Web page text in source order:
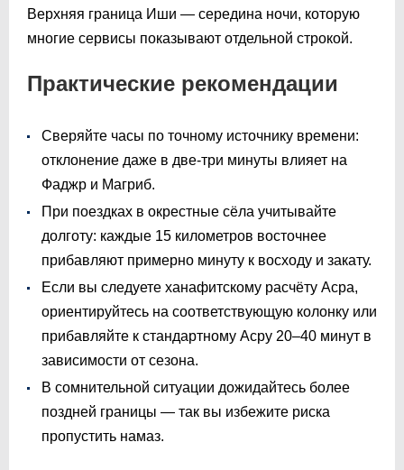
Верхняя граница Иши — середина ночи, которую
многие сервисы показывают отдельной строкой.
Практические рекомендации
Сверяйте часы по точному источнику времени:
отклонение даже в две-три минуты влияет на
Фаджр и Магриб.
При поездках в окрестные сёла учитывайте
долготу: каждые 15 километров восточнее
прибавляют примерно минуту к восходу и закату.
Если вы следуете ханафитскому расчёту Асра,
ориентируйтесь на соответствующую колонку или
прибавляйте к стандартному Асру 20–40 минут в
зависимости от сезона.
В сомнительной ситуации дожидайтесь более
поздней границы — так вы избежите риска
пропустить намаз.